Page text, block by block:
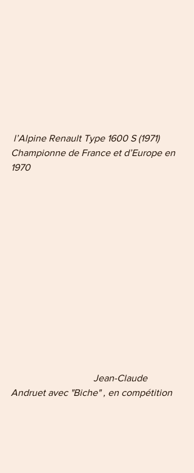
l’Alpine Renault Type 1600 S (1971)
Championne de France et d’Europe en
1970
  Jean-Claude
Andruet avec "Biche" , en compétition